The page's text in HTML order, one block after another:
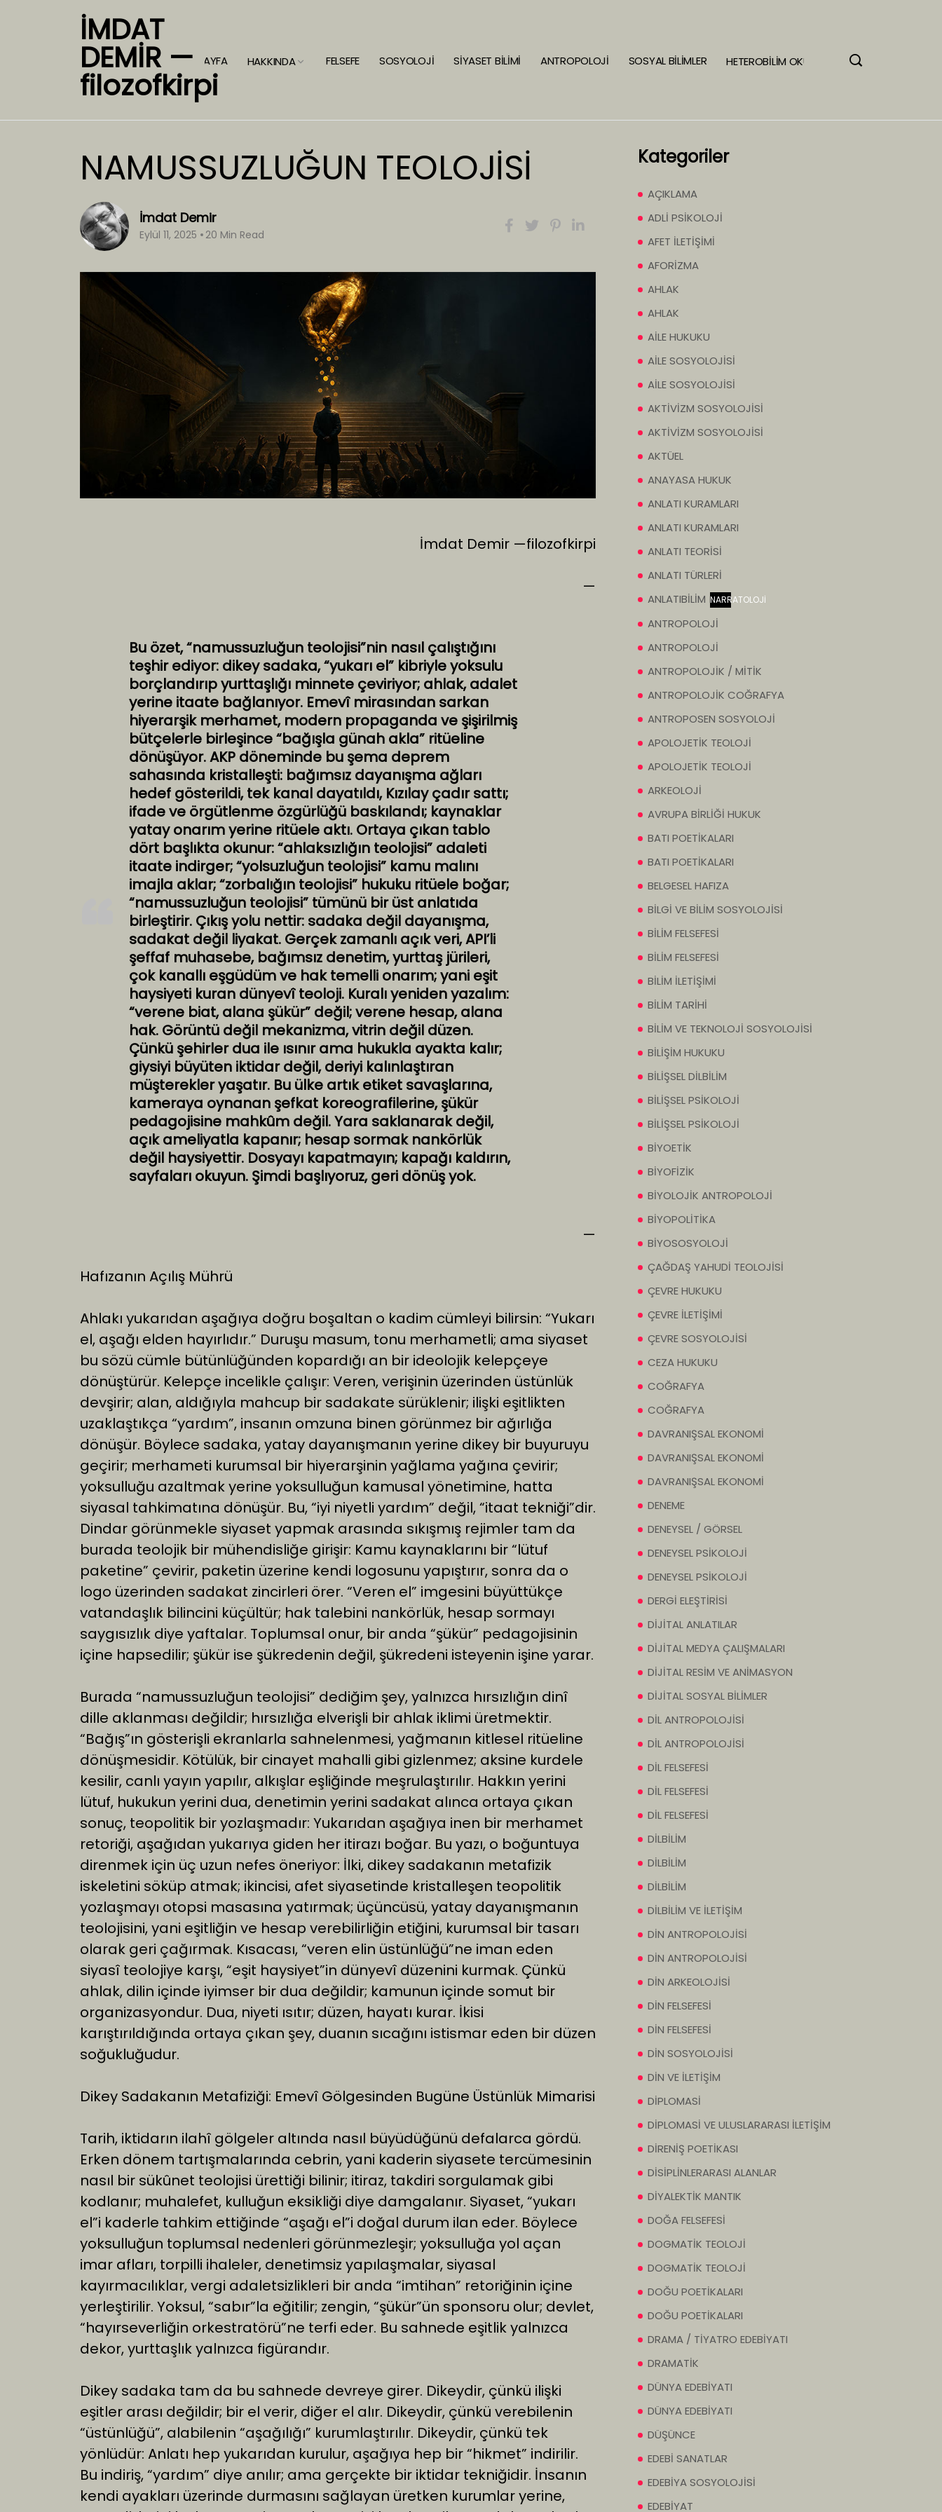
İMDAT
DEMİR —
filozofkirpi
ANASAYFA HAKKINDA FELSEFE SOSYOLOJİ SİYASET BİLİMİ ANTROPOLOJİ SOSYAL BİLİMLER HETEROBİLİM OKULU
NAMUSSUZLUĞUN TEOLOJİSİ
İmdat Demir
Eylül 11, 2025 20 Min Read
İmdat Demir —filozofkirpi
—
Bu özet, “namussuzluğun teolojisi”nin nasıl çalıştığını
teşhir ediyor: dikey sadaka, “yukarı el” kibriyle yoksulu
borçlandırıp yurttaşlığı minnete çeviriyor; ahlak, adalet
yerine itaate bağlanıyor. Emevî mirasından sarkan
hiyerarşik merhamet, modern propaganda ve şişirilmiş
bütçelerle birleşince “bağışla günah akla” ritüeline
dönüşüyor. AKP döneminde bu şema deprem
sahasında kristalleşti: bağımsız dayanışma ağları
hedef gösterildi, tek kanal dayatıldı, Kızılay çadır sattı;
ifade ve örgütlenme özgürlüğü baskılandı; kaynaklar
yatay onarım yerine ritüele aktı. Ortaya çıkan tablo
dört başlıkta okunur: “ahlaksızlığın teolojisi” adaleti
itaate indirger; “yolsuzluğun teolojisi” kamu malını
imajla aklar; “zorbalığın teolojisi” hukuku ritüele boğar;
“namussuzluğun teolojisi” tümünü bir üst anlatıda
birleştirir. Çıkış yolu nettir: sadaka değil dayanışma,
sadakat değil liyakat. Gerçek zamanlı açık veri, API’li
şeffaf muhasebe, bağımsız denetim, yurttaş jürileri,
çok kanallı eşgüdüm ve hak temelli onarım; yani eşit
haysiyeti kuran dünyevî teoloji. Kuralı yeniden yazalım:
“verene biat, alana şükür” değil; verene hesap, alana
hak. Görüntü değil mekanizma, vitrin değil düzen.
Çünkü şehirler dua ile ısınır ama hukukla ayakta kalır;
giysiyi büyüten iktidar değil, deriyi kalınlaştıran
müşterekler yaşatır. Bu ülke artık etiket savaşlarına,
kameraya oynanan şefkat koreografilerine, şükür
pedagojisine mahkûm değil. Yara saklanarak değil,
açık ameliyatla kapanır; hesap sormak nankörlük
değil haysiyettir. Dosyayı kapatmayın; kapağı kaldırın,
sayfaları okuyun. Şimdi başlıyoruz, geri dönüş yok.
—
Hafızanın Açılış Mührü
Ahlakı yukarıdan aşağıya doğru boşaltan o kadim cümleyi bilirsin: “Yukarı
el, aşağı elden hayırlıdır.” Duruşu masum, tonu merhametli; ama siyaset
bu sözü cümle bütünlüğünden kopardığı an bir ideolojik kelepçeye
dönüştürür. Kelepçe incelikle çalışır: Veren, verişinin üzerinden üstünlük
devşirir; alan, aldığıyla mahcup bir sadakate sürüklenir; ilişki eşitlikten
uzaklaştıkça “yardım”, insanın omzuna binen görünmez bir ağırlığa
dönüşür. Böylece sadaka, yatay dayanışmanın yerine dikey bir buyuruyu
geçirir; merhameti kurumsal bir hiyerarşinin yağlama yağına çevirir;
yoksulluğu azaltmak yerine yoksulluğun kamusal yönetimine, hatta
siyasal tahkimatına dönüşür. Bu, “iyi niyetli yardım” değil, “itaat tekniği”dir.
Dindar görünmekle siyaset yapmak arasında sıkışmış rejimler tam da
burada teolojik bir mühendisliğe girişir: Kamu kaynaklarını bir “lütuf
paketine” çevirir, paketin üzerine kendi logosunu yapıştırır, sonra da o
logo üzerinden sadakat zincirleri örer. “Veren el” imgesini büyüttükçe
vatandaşlık bilincini küçültür; hak talebini nankörlük, hesap sormayı
saygısızlık diye yaftalar. Toplumsal onur, bir anda “şükür” pedagojisinin
içine hapsedilir; şükür ise şükredenin değil, şükredeni isteyenin işine yarar.
Burada “namussuzluğun teolojisi” dediğim şey, yalnızca hırsızlığın dinî
dille aklanması değildir; hırsızlığa elverişli bir ahlak iklimi üretmektir.
“Bağış”ın gösterişli ekranlarla sahnelenmesi, yağmanın kitlesel ritüeline
dönüşmesidir. Kötülük, bir cinayet mahalli gibi gizlenmez; aksine kurdele
kesilir, canlı yayın yapılır, alkışlar eşliğinde meşrulaştırılır. Hakkın yerini
lütuf, hukukun yerini dua, denetimin yerini sadakat alınca ortaya çıkan
sonuç, teopolitik bir yozlaşmadır: Yukarıdan aşağıya inen bir merhamet
retoriği, aşağıdan yukarıya giden her itirazı boğar. Bu yazı, o boğuntuya
direnmek için üç uzun nefes öneriyor: İlki, dikey sadakanın metafizik
iskeletini söküp atmak; ikincisi, afet siyasetinde kristalleşen teopolitik
yozlaşmayı otopsi masasına yatırmak; üçüncüsü, yatay dayanışmanın
teolojisini, yani eşitliğin ve hesap verebilirliğin etiğini, kurumsal bir tasarı
olarak geri çağırmak. Kısacası, “veren elin üstünlüğü”ne iman eden
siyasî teolojiye karşı, “eşit haysiyet”in dünyevî düzenini kurmak. Çünkü
ahlak, dilin içinde iyimser bir dua değildir; kamunun içinde somut bir
organizasyondur. Dua, niyeti ısıtır; düzen, hayatı kurar. İkisi
karıştırıldığında ortaya çıkan şey, duanın sıcağını istismar eden bir düzen
soğukluğudur.
Dikey Sadakanın Metafiziği: Emevî Gölgesinden Bugüne Üstünlük Mimarisi
Tarih, iktidarın ilahî gölgeler altında nasıl büyüdüğünü defalarca gördü.
Erken dönem tartışmalarında cebrin, yani kaderin siyasete tercümesinin
nasıl bir sükûnet teolojisi ürettiği bilinir; itiraz, takdiri sorgulamak gibi
kodlanır; muhalefet, kulluğun eksikliği diye damgalanır. Siyaset, “yukarı
el”i kaderle tahkim ettiğinde “aşağı el”i doğal durum ilan eder. Böylece
yoksulluğun toplumsal nedenleri görünmezleşir; yoksulluğa yol açan
imar afları, torpilli ihaleler, denetimsiz yapılaşmalar, siyasal
kayırmacılıklar, vergi adaletsizlikleri bir anda “imtihan” retoriğinin içine
yerleştirilir. Yoksul, “sabır”la eğitilir; zengin, “şükür”ün sponsoru olur; devlet,
“hayırseverliğin orkestratörü”ne terfi eder. Bu sahnede eşitlik yalnızca
dekor, yurttaşlık yalnızca figürandır.
Dikey sadaka tam da bu sahnede devreye girer. Dikeydir, çünkü ilişki
eşitler arası değildir; bir el verir, diğer el alır. Dikeydir, çünkü verebilenin
“üstünlüğü”, alabilenin “aşağılığı” kurumlaştırılır. Dikeydir, çünkü tek
yönlüdür: Anlatı hep yukarıdan kurulur, aşağıya hep bir “hikmet” indirilir.
Bu indiriş, “yardım” diye anılır; ama gerçekte bir iktidar tekniğidir. İnsanın
kendi ayakları üzerinde durmasını sağlayan üretken kurumlar yerine,
Kategoriler
AÇIKLAMA
ADLİ PSİKOLOJİ
AFET İLETİŞİMİ
AFORİZMA
AHLAK
AHLAK
AİLE HUKUKU
AİLE SOSYOLOJİSİ
AİLE SOSYOLOJİSİ
AKTİVİZM SOSYOLOJİSİ
AKTİVİZM SOSYOLOJİSİ
AKTÜEL
ANAYASA HUKUK
ANLATI KURAMLARI
ANLATI KURAMLARI
ANLATI TEORİSİ
ANLATI TÜRLERİ
ANLATIBİLİM NARRATOLOJİ
ANTROPOLOJİ
ANTROPOLOJİ
ANTROPOLOJİK / MİTİK
ANTROPOLOJİK COĞRAFYA
ANTROPOSEN SOSYOLOJİ
APOLOJETİK TEOLOJİ
APOLOJETİK TEOLOJİ
ARKEOLOJİ
AVRUPA BİRLİĞİ HUKUK
BATI POETİKALARI
BATI POETİKALARI
BELGESEL HAFIZA
BİLGİ VE BİLİM SOSYOLOJİSİ
BİLİM FELSEFESİ
BİLİM FELSEFESİ
BİLİM İLETİŞİMİ
BİLİM TARİHİ
BİLİM VE TEKNOLOJİ SOSYOLOJİSİ
BİLİŞİM HUKUKU
BİLİŞSEL DİLBİLİM
BİLİŞSEL PSİKOLOJİ
BİLİŞSEL PSİKOLOJİ
BİYOETİK
BİYOFİZİK
BİYOLOJİK ANTROPOLOJİ
BİYOPOLİTİKA
BİYOSOSYOLOJİ
ÇAĞDAŞ YAHUDİ TEOLOJİSİ
ÇEVRE HUKUKU
ÇEVRE İLETİŞİMİ
ÇEVRE SOSYOLOJİSİ
CEZA HUKUKU
COĞRAFYA
COĞRAFYA
DAVRANIŞSAL EKONOMİ
DAVRANIŞSAL EKONOMİ
DAVRANIŞSAL EKONOMİ
DENEME
DENEYSEL / GÖRSEL
DENEYSEL PSİKOLOJİ
DENEYSEL PSİKOLOJİ
DERGİ ELEŞTİRİSİ
DİJİTAL ANLATILAR
DİJİTAL MEDYA ÇALIŞMALARI
DİJİTAL RESİM VE ANİMASYON
DİJİTAL SOSYAL BİLİMLER
DİL ANTROPOLOJİSİ
DİL ANTROPOLOJİSİ
DİL FELSEFESİ
DİL FELSEFESİ
DİL FELSEFESİ
DİLBİLİM
DİLBİLİM
DİLBİLİM
DİLBİLİM VE İLETİŞİM
DİN ANTROPOLOJİSİ
DİN ANTROPOLOJİSİ
DİN ARKEOLOJİSİ
DİN FELSEFESİ
DİN FELSEFESİ
DİN SOSYOLOJİSİ
DİN VE İLETİŞİM
DİPLOMASİ
DİPLOMASİ VE ULUSLARARASI İLETİŞİM
DİRENİŞ POETİKASI
DİSİPLİNLERARASI ALANLAR
DİYALEKTİK MANTIK
DOĞA FELSEFESİ
DOGMATİK TEOLOJİ
DOGMATİK TEOLOJİ
DOĞU POETİKALARI
DOĞU POETİKALARI
DRAMA / TİYATRO EDEBİYATI
DRAMATİK
DÜNYA EDEBİYATI
DÜNYA EDEBİYATI
DÜŞÜNCE
EDEBİ SANATLAR
EDEBİYA SOSYOLOJİSİ
EDEBİYAT